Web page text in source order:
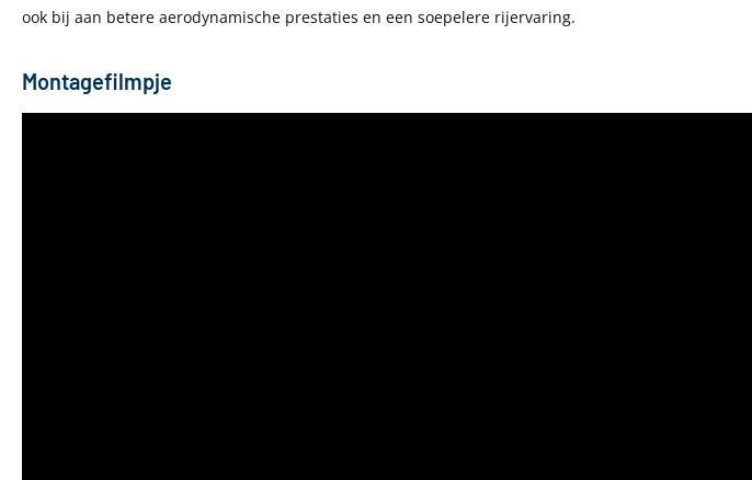
ook bij aan betere aerodynamische prestaties en een soepelere rijervaring.
Montagefilmpje